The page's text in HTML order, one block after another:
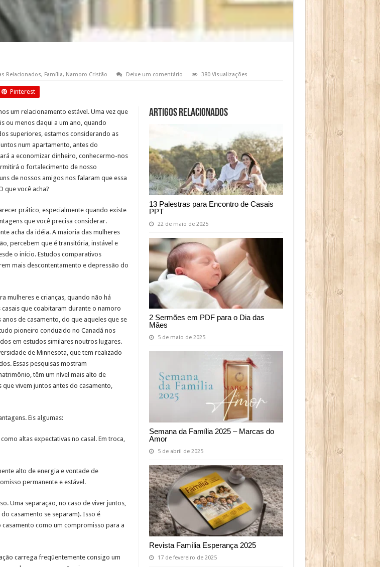
Relacionados, Família, Namoro Cristão Deixe um comentário 380 Visualizações
Pinterest
Artigos relacionados
13 Palestras para Encontro de Casais
PPT
22 de maio de 2025
2 Sermões em PDF para o Dia das
Mães
5 de maio de 2025
Semana da Família 2025 – Marcas do
Amor
5 de abril de 2025
Revista Família Esperança 2025
17 de fevereiro de 2025
um relacionamento estável. Uma vez que
ou menos daqui a um ano, quando
superiores, estamos considerando as
num apartamento, antes do
a economizar dinheiro, conhecermo-nos
o fortalecimento de nosso
de nossos amigos nos falaram que essa
que você acha?
prático, especialmente quando existe
que você precisa considerar.
acha da idéia. A maioria das mulheres
percebem que é transitória, instável e
o início. Estudos comparativos
mais descontentamento e depressão do
mulheres e crianças, quando não há
que coabitaram durante o namoro
de casamento, do que aqueles que se
pioneiro conduzido no Canadá nos
em estudos similares noutros lugares.
de Minnesota, que tem realizado
Essas pesquisas mostram
têm um nível mais alto de
vivem juntos antes do casamento,
Eis algumas:
altas expectativas no casal. Em troca,
alto de energia e vontade de
permanente e estável.
Uma separação, no caso de viver juntos,
casamento se separam). Isso é
como um compromisso para a
carrega freqüentemente consigo um